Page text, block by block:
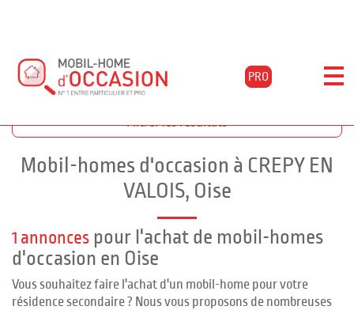
PRO
Accueil Acheter Picardie Oise Crepy-en-valois
Filtrer les résultats
Mobil-homes d'occasion à CREPY EN
VALOIS, Oise
1 annonces pour l'achat de mobil-homes
d'occasion en Oise
Vous souhaitez faire l'achat d'un mobil-home pour votre
résidence secondaire ? Nous vous proposons de nombreuses